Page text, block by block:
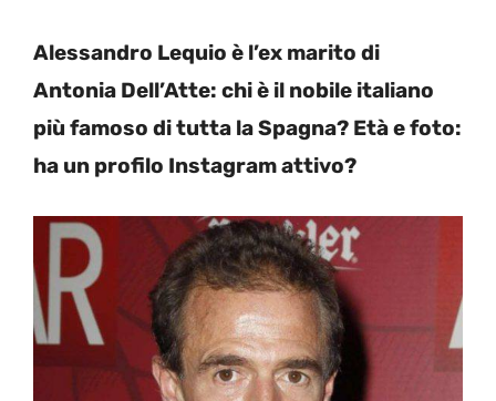
Alessandro Lequio è l’ex marito di
Antonia Dell’Atte: chi è il nobile italiano
più famoso di tutta la Spagna? Età e foto:
ha un profilo Instagram attivo?